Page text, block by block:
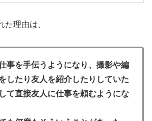
た理由は、
事を手伝うようになり、撮影や編
したり友人を紹介したりしていた
て直接友人に仕事を頼むようにな